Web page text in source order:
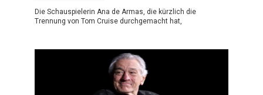
Die Schauspielerin Ana de Armas, die kürzlich die
Trennung von Tom Cruise durchgemacht hat,